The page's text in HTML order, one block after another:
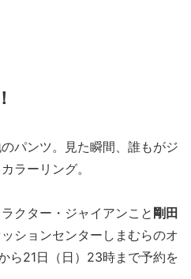
パンツ。見た瞬間、誰もがジ
ラーリング。
クター・ジャイアンこと 剛田
ションセンターしまむらのオ
ら21日（日）23時まで予約を